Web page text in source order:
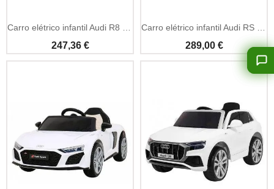
Carro elétrico infantil Audi R8 Polícia 12V com sirene e LED
247,36 €
Carro elétrico infantil Audi RS Q8 12V comando 2.4GHz
289,00 €